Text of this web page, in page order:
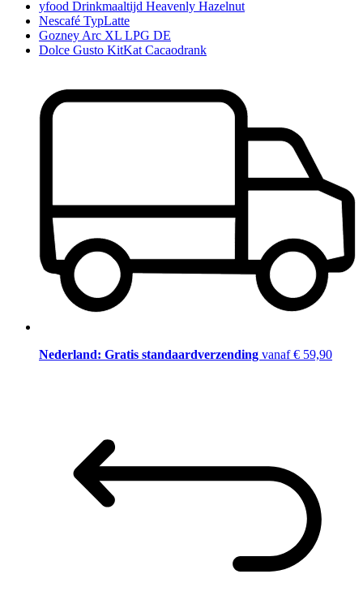
yfood Drinkmaaltijd Heavenly Hazelnut
Nescafé TypLatte
Gozney Arc XL LPG DE
Dolce Gusto KitKat Cacaodrank
Nederland: Gratis standaardverzending vanaf € 59,90